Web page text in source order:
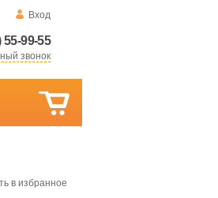
Вход
55-99-55
звонок
в избранное